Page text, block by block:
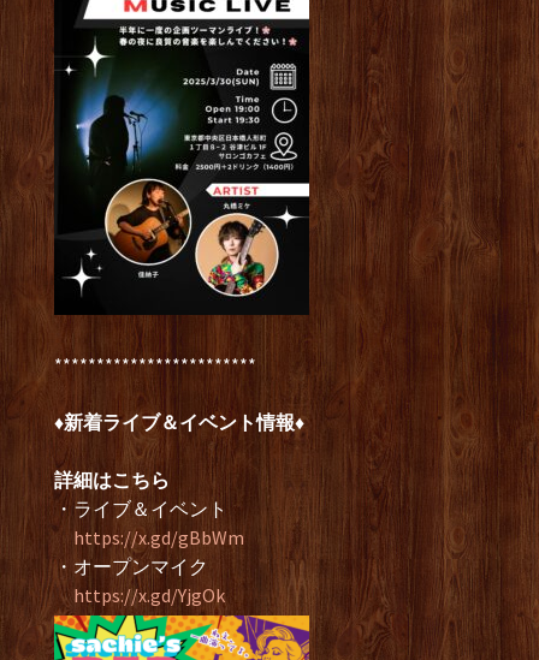
************************
♦新着ライブ＆イベント情報♦
詳細はこちら
・ライブ＆イベント
https://x.gd/gBbWm
・オープンマイク
https://x.gd/YjgOk